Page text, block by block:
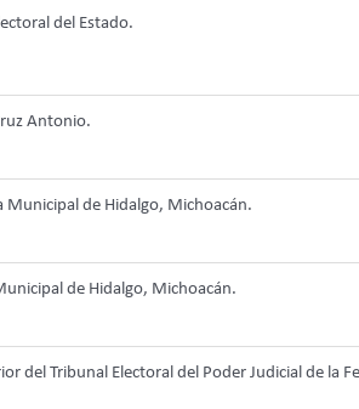
del Estado.
Antonio.
Municipal de Hidalgo, Michoacán.
de Hidalgo, Michoacán.
del Tribunal Electoral del Poder Judicial de la